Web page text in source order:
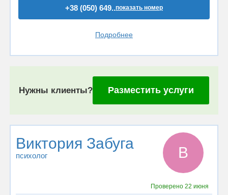
+38 (050) 649..показать номер
Подробнее
Нужны клиенты? Разместить услуги
Виктория Забуга
психолог В
Проверено 22 июня